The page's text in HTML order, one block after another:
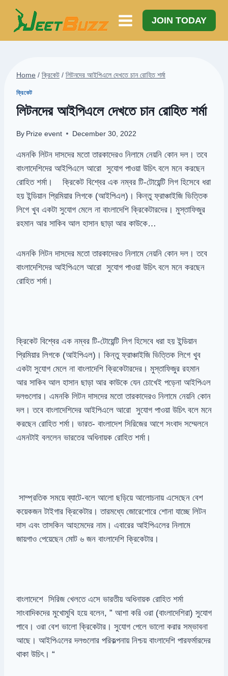
Skip
content
JOIN TODAY
Home / ক্রিকেট / লিটনদের আইপিএলে দেখতে চান রোহিত শর্মা
ক্রিকেট
লিটনদের আইপিএলে দেখতে চান রোহিত শর্মা
By Prize event December 30, 2022
এমনকি লিটন দাসদের মতো তারকাদেরও নিলামে নেয়নি কোন দল। তবে
বাংলাদেশিদের আইপিএলে আরো সুযোগ পাওয়া উচিৎ বলে মনে করছেন
রোহিত শর্মা। ক্রিকেট বিশ্বের এক নম্বর টি-টোয়েন্টি লিগ হিসেবে ধরা
হয় ইন্ডিয়ান প্রিমিয়ার লিগকে (আইপিএল)। কিন্তু ফ্রাঞ্চাইজি ভিত্তিক
লিগে খুব একটা সুযোগ মেলে না বাংলাদেশি ক্রিকেটারদের। মুস্তাফিজুর
রহমান আর সাকিব আল হাসান ছাড়া আর কাউকে…
এমনকি লিটন দাসদের মতো তারকাদেরও নিলামে নেয়নি কোন দল। তবে
বাংলাদেশিদের আইপিএলে আরো সুযোগ পাওয়া উচিৎ বলে মনে করছেন
রোহিত শর্মা।
ক্রিকেট বিশ্বের এক নম্বর টি-টোয়েন্টি লিগ হিসেবে ধরা হয় ইন্ডিয়ান
প্রিমিয়ার লিগকে (আইপিএল)। কিন্তু ফ্রাঞ্চাইজি ভিত্তিক লিগে খুব
একটা সুযোগ মেলে না বাংলাদেশি ক্রিকেটারদের। মুস্তাফিজুর রহমান
আর সাকিব আল হাসান ছাড়া আর কাউকে যেন চোখেই পড়েনা আইপিএল
দলগুলোর। এমনকি লিটন দাসদের মতো তারকাদেরও নিলামে নেয়নি কোন
দল। তবে বাংলাদেশিদের আইপিএলে আরো সুযোগ পাওয়া উচিৎ বলে মনে
করছেন রোহিত শর্মা। ভারত- বাংলাদেশ সিরিজের আগে সংবাদ সম্মেলনে
এমনটাই বললেন ভারতের অধিনায়ক রোহিত শর্মা।
সাম্প্রতিক সময়ে ব্যাটে-বলে আলো ছড়িয়ে আলোচনায় এসেছেন বেশ
কয়েকজন টাইগার ক্রিকেটার। তারমধ্যে জোরেশোরে শোনা যাচ্ছে লিটন
দাস এবং তাসকিন আহমেদের নাম। এবারের আইপিএলের নিলামে
জায়গাও পেয়েছেন মোট ৬ জন বাংলাদেশি ক্রিকেটার।
বাংলাদেশে সিরিজ খেলতে এসে ভারতীয় অধিনায়ক রোহিত শর্মা
সাংবাদিকদের মুখোমুখি হয়ে বলেন, ” আশা করি ওরা (বাংলাদেশিরা) সুযোগ
পাবে। ওরা বেশ ভালো ক্রিকেটার। সুযোগ পেলে ভালো করার সম্ভাবনা
আছে। আইপিএলের দলগুলোর পরিকল্পনায় নিশ্চয় বাংলাদেশি পারফর্মারদের
থাকা উচিৎ। “